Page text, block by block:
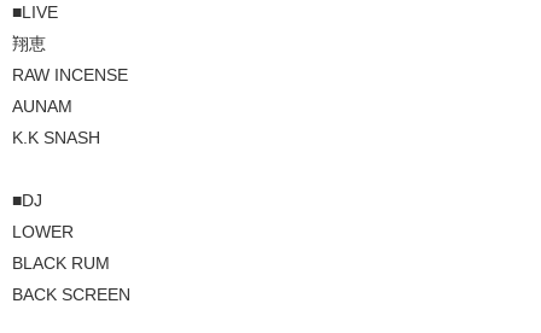
■LIVE
翔恵
RAW INCENSE
AUNAM
K.K SNASH
■DJ
LOWER
BLACK RUM
BACK SCREEN